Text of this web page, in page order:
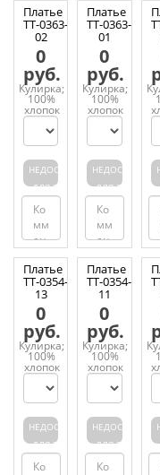
Платье
ТТ-0363-
02
0
руб.
Кулирка;
100%
хлопок
НЕДОСТУПЕН
ДЛЯ ЗАКАЗА
Платье
ТТ-0363-
01
0
руб.
Кулирка;
100%
хлопок
НЕДОСТУПЕН
ДЛЯ ЗАКАЗА
Платье
ТТ-0354-
13
0
руб.
Кулирка;
100%
хлопок
НЕДОСТУПЕН
ДЛЯ ЗАКАЗА
Платье
ТТ-0354-
11
0
руб.
Кулирка;
100%
хлопок
НЕДОСТУПЕН
ДЛЯ ЗАКАЗА